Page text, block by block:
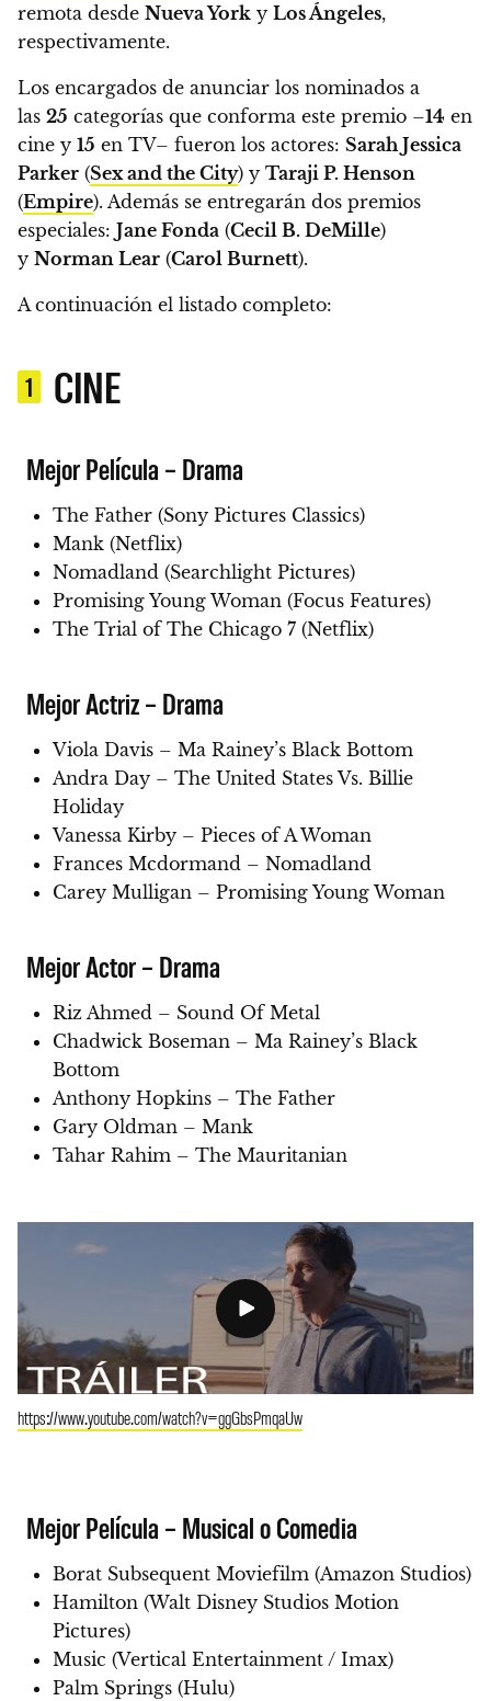
remota desde Nueva York y Los Ángeles,
respectivamente.
Los encargados de anunciar los nominados a
las 25 categorías que conforma este premio –14 en
cine y 15 en TV– fueron los actores: Sarah Jessica
Parker (Sex and the City) y Taraji P. Henson
(Empire). Además se entregarán dos premios
especiales: Jane Fonda (Cecil B. DeMille)
y Norman Lear (Carol Burnett).
A continuación el listado completo:
1 CINE
Mejor Película – Drama
The Father (Sony Pictures Classics)
Mank (Netflix)
Nomadland (Searchlight Pictures)
Promising Young Woman (Focus Features)
The Trial of The Chicago 7 (Netflix)
Mejor Actriz – Drama
Viola Davis – Ma Rainey’s Black Bottom
Andra Day – The United States Vs. Billie
Holiday
Vanessa Kirby – Pieces of A Woman
Frances Mcdormand – Nomadland
Carey Mulligan – Promising Young Woman
Mejor Actor – Drama
Riz Ahmed – Sound Of Metal
Chadwick Boseman – Ma Rainey’s Black
Bottom
Anthony Hopkins – The Father
Gary Oldman – Mank
Tahar Rahim – The Mauritanian
https://www.youtube.com/watch?v=ggGbsPmqaUw
Mejor Película – Musical o Comedia
Borat Subsequent Moviefilm (Amazon Studios)
Hamilton (Walt Disney Studios Motion
Pictures)
Music (Vertical Entertainment / Imax)
Palm Springs (Hulu)